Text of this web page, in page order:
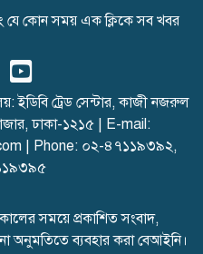
আদ্-দ্বীনের শিক্ষা কার্যক্রম অন্য
আদ্-দ্বীন হাসপাতালকে শোকজ :
৭২ ঘণ্টার মধ্যে জবাব না দিলে
লাইসেন্স বাতিল
হামে আরও ২ শিশুর মৃত্যু, উপসর্গ
যে কোন সময় এক ক্লিকে সব খবর
ইডিবি ট্রেড সেন্টার, কাজী নজরুল
ঢাকা-১২১৫ | E-mail:
| Phone: ০২-৪৭১১৯৩৯২,
সময়ে প্রকাশিত সংবাদ,
অনুমতিতে ব্যবহার করা বেআইনি।